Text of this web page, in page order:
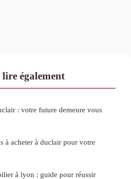
également
: votre future demeure vous
à acheter à duclair pour votre
à lyon : guide pour réussir